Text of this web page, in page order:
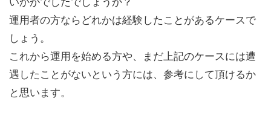
運用者の方ならどれかは経験したことがあるケースで
しょう。
これから運用を始める方や、まだ上記のケースには遭
遇したことがないという方には、参考にして頂けるか
と思います。